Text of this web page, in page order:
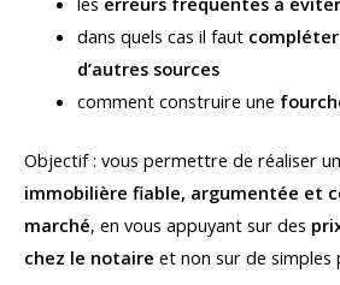
dans quels cas il faut compléter
d’autres sources
comment construire une
Objectif : vous permettre de réaliser
immobilière fiable, argumentée et
marché, en vous appuyant sur des
chez le notaire et non sur de simples